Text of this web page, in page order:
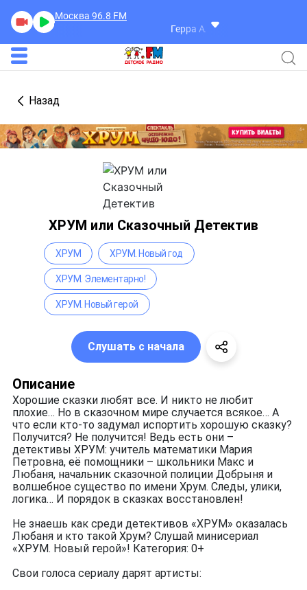
Москва 96.8 FM
Герра Александр
Назад
ХРУМ или Сказочный Детектив
Описание
Хорошие сказки любят все. И никто не любит
плохие… Но в сказочном мире случается всякое… А
что если кто-то задумал испортить хорошую сказку?
Получится? Не получится! Ведь есть они –
детективы ХРУМ: учитель математики Мария
Петровна, её помощники – школьники Макс и
Любаня, начальник сказочной полиции Добрыня и
волшебное существо по имени Хрум. Следы, улики,
логика… И порядок в сказках восстановлен!
Не знаешь как среди детективов «ХРУМ» оказалась
Любаня и кто такой Хрум? Слушай минисериал
«ХРУМ. Новый герой»! Категория: 0+
Свои голоса сериалу дарят артисты:
ХРУМ ХРУМ. Новый год
ХРУМ. Элементарно!
ХРУМ. Новый герой
Слушать с начала